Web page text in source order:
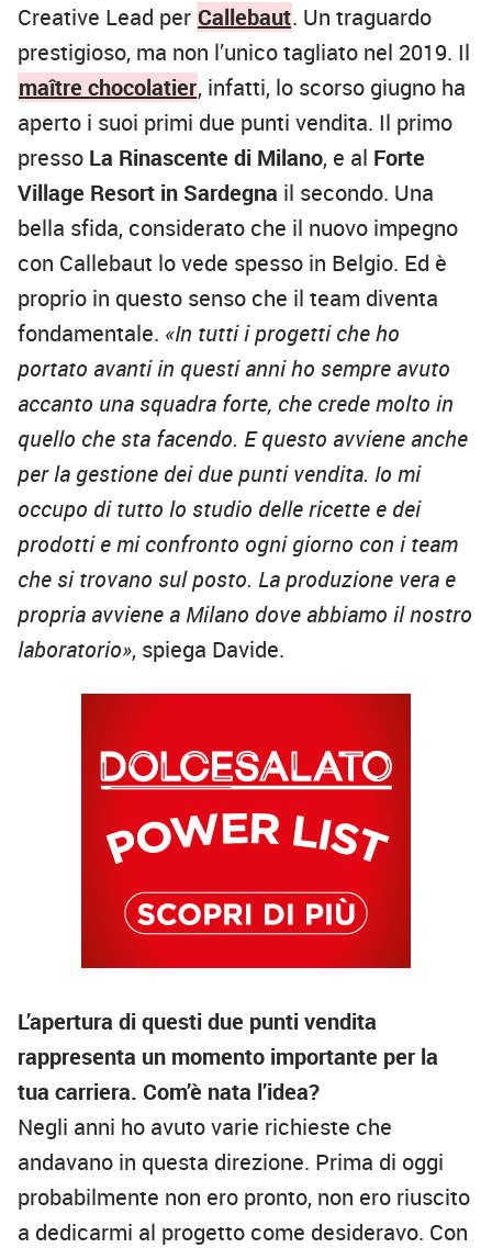
Creative Lead per Callebaut. Un traguardo
prestigioso, ma non l’unico tagliato nel 2019. Il
maître chocolatier, infatti, lo scorso giugno ha
aperto i suoi primi due punti vendita. Il primo
presso La Rinascente di Milano, e al Forte
Village Resort in Sardegna il secondo. Una
bella sfida, considerato che il nuovo impegno
con Callebaut lo vede spesso in Belgio. Ed è
proprio in questo senso che il team diventa
fondamentale. «In tutti i progetti che ho
portato avanti in questi anni ho sempre avuto
accanto una squadra forte, che crede molto in
quello che sta facendo. E questo avviene anche
per la gestione dei due punti vendita. Io mi
occupo di tutto lo studio delle ricette e dei
prodotti e mi confronto ogni giorno con i team
che si trovano sul posto. La produzione vera e
propria avviene a Milano dove abbiamo il nostro
laboratorio», spiega Davide.
L’apertura di questi due punti vendita
rappresenta un momento importante per la
tua carriera. Com’è nata l’idea?
Negli anni ho avuto varie richieste che
andavano in questa direzione. Prima di oggi
probabilmente non ero pronto, non ero riuscito
a dedicarmi al progetto come desideravo. Con